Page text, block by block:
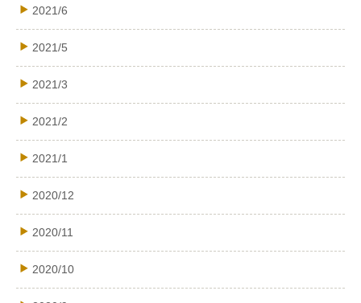
2021/6
2021/5
2021/3
2021/2
2021/1
2020/12
2020/11
2020/10